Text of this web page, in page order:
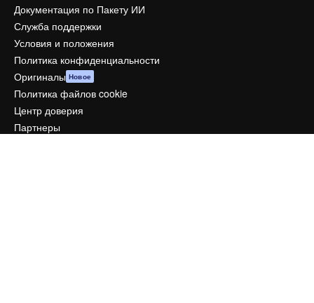
Документация по Пакету ИИ
Служба поддержки
Условия и положения
Политика конфиденциальности
Оригиналы Новое
Политика файлов cookie
Центр доверия
Партнеры